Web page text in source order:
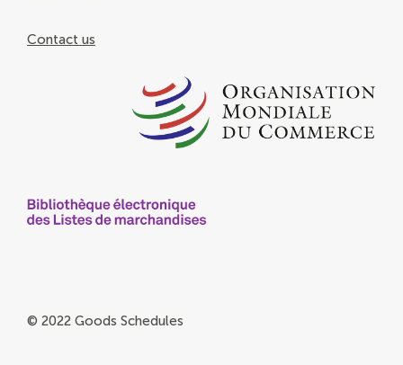
Contact us
© 2022 Goods Schedules